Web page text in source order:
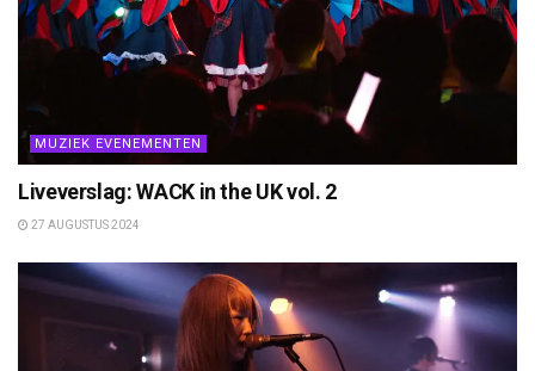
MUZIEK EVENEMENTEN
Liveverslag: WACK in the UK vol. 2
27 AUGUSTUS 2024